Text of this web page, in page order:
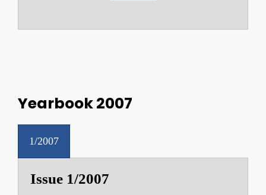
Yearbook 2007
1/2007
Issue 1/2007